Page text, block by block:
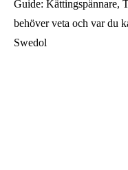
Guide: Kättingspännare,
behöver veta och var du
Swedol